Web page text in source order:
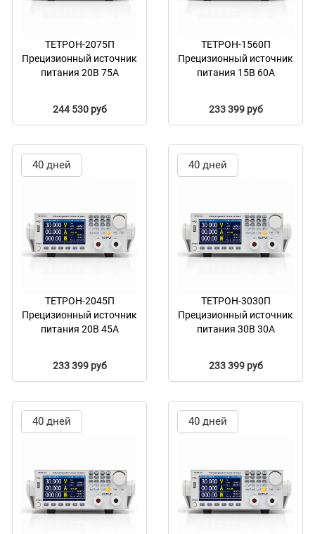
ТЕТРОН-2075П
Прецизионный источник
питания 20В 75А
244 530 руб
ТЕТРОН-1560П
Прецизионный источник
питания 15В 60А
233 399 руб
40 дней
ТЕТРОН-2045П
Прецизионный источник
питания 20В 45А
233 399 руб
40 дней
ТЕТРОН-3030П
Прецизионный источник
питания 30В 30А
233 399 руб
40 дней 40 дней